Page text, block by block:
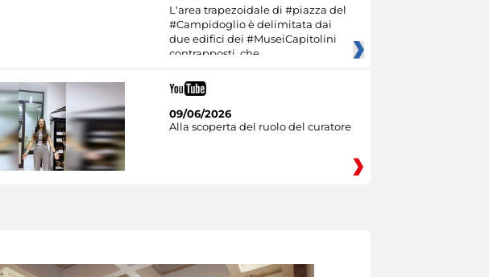
L'area trapezoidale di #piazza del
#Campidoglio è delimitata dai
due edifici dei #MuseiCapitolini
contrapposti, che
09/06/2026
Alla scoperta del ruolo del curatore